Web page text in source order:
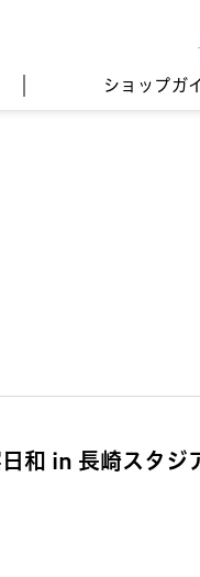
ショップガ
和 in 長崎スタジ